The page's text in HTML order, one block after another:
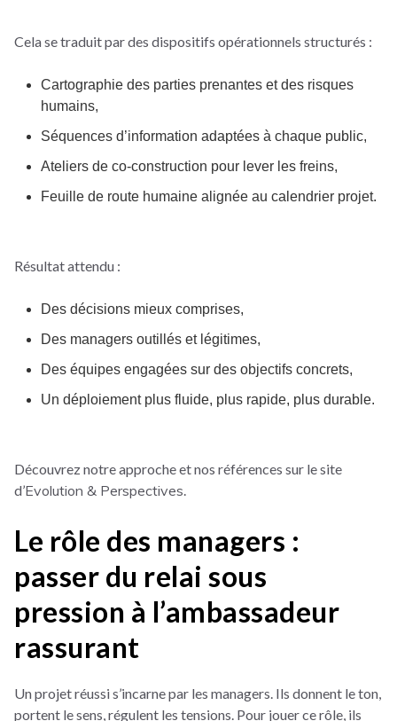
Cela se traduit par des dispositifs opérationnels structurés :
Cartographie des parties prenantes et des risques
humains,
Séquences d’information adaptées à chaque public,
Ateliers de co-construction pour lever les freins,
Feuille de route humaine alignée au calendrier projet.
Résultat attendu :
Des décisions mieux comprises,
Des managers outillés et légitimes,
Des équipes engagées sur des objectifs concrets,
Un déploiement plus fluide, plus rapide, plus durable.
Découvrez notre approche et nos références sur le site
d’Evolution & Perspectives.
Le rôle des managers :
passer du relai sous
pression à l’ambassadeur
rassurant
Un projet réussi s’incarne par les managers. Ils donnent le ton,
portent le sens, régulent les tensions. Pour jouer ce rôle, ils